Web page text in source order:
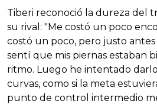
Tiberi reconoció la dureza del
su rival: "Me costó un poco
costó un poco, pero justo
sentí que mis piernas estaban
ritmo. Luego he intentado
curvas, como si la meta
punto de control intermedio